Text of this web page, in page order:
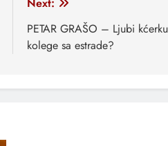
PETAR GRAŠO – Ljubi kćerku
kolege sa estrade?